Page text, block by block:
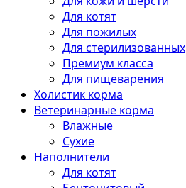
Для котят
Для пожилых
Для стерилизованных
Премиум класса
Для пищеварения
Холистик корма
Ветеринарные корма
Влажные
Сухие
Наполнители
Для котят